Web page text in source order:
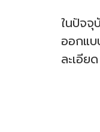
ในปัจจุ
ออกแ
ละเอีย